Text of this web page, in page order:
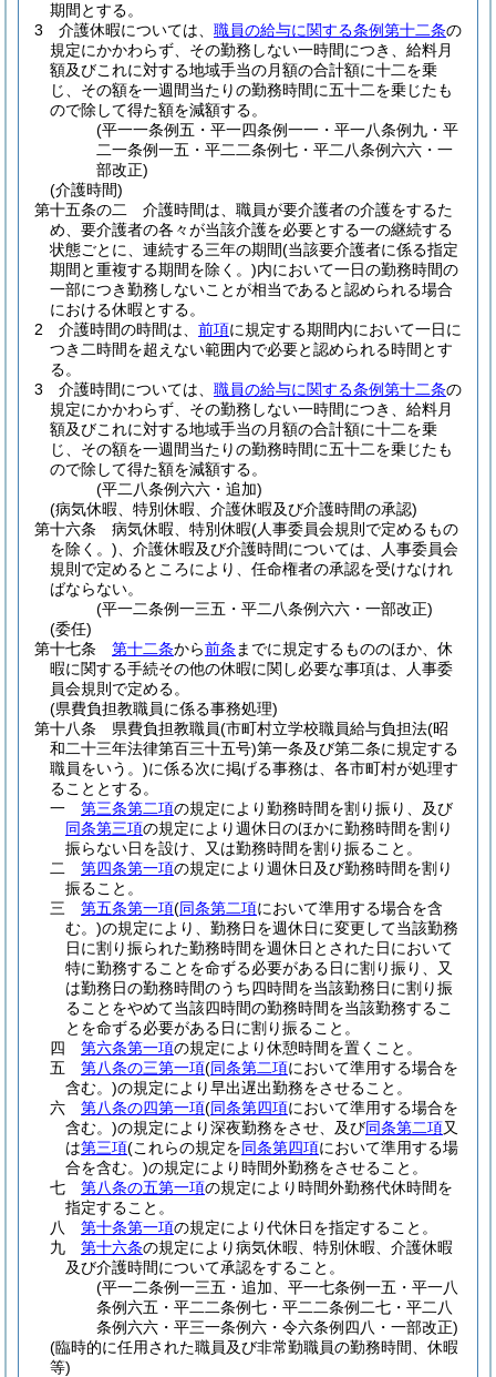
期間とする。
3
介護休暇については、 職員の給与に関する条例第十二条の
規定にかかわらず、その勤務しない一時間につき、給料月
額及びこれに対する地域手当の月額の合計額に十二を乗
じ、その額を一週間当たりの勤務時間に五十二を乗じたも
ので除して得た額を減額する。
(平一一条例五・平一四条例一一・平一八条例九・平
二一条例一五・平二二条例七・平二八条例六六・一
部改正)
(介護時間)
第十五条の二
介護時間は、職員が要介護者の介護をするた
め、要介護者の各々が当該介護を必要とする一の継続する
状態ごとに、連続する三年の期間(当該要介護者に係る指定
期間と重複する期間を除く。)内において一日の勤務時間の
一部につき勤務しないことが相当であると認められる場合
における休暇とする。
2
介護時間の時間は、 前項に規定する期間内において一日に
つき二時間を超えない範囲内で必要と認められる時間とす
る。
3
介護時間については、 職員の給与に関する条例第十二条の
規定にかかわらず、その勤務しない一時間につき、給料月
額及びこれに対する地域手当の月額の合計額に十二を乗
じ、その額を一週間当たりの勤務時間に五十二を乗じたも
ので除して得た額を減額する。
(平二八条例六六・追加)
(病気休暇、特別休暇、介護休暇及び介護時間の承認)
第十六条
病気休暇、特別休暇(人事委員会規則で定めるもの
を除く。) 、介護休暇及び介護時間については、人事委員会
規則で定めるところにより、任命権者の承認を受けなけれ
ばならない。
(平一二条例一三五・平二八条例六六・一部改正)
(委任)
第十七条
第十二条から前条 までに規定するもののほか、休
暇に関する手続その他の休暇に関し必要な事項は、人事委
員会規則で定める。
(県費負担教職員に係る事務処理)
第十八条
県費負担教職員(市町村立学校職員給与負担法(昭
和二十三年法律第百三十五号)第一条及び第二条に規定する
職員をいう。)に係る次に掲げる事務は、各市町村が処理す
ることとする。
一
第三条第二項の規定により勤務時間を割り振り、及び
同条第三項の規定により週休日のほかに勤務時間を割り
振らない日を設け、又は勤務時間を割り振ること。
二
第四条第一項の規定により週休日及び勤務時間を割り
振ること。
三
第五条第一項(同条第二項において準用する場合を含
む。)の規定により、勤務日を週休日に変更して当該勤務
日に割り振られた勤務時間を週休日とされた日において
特に勤務することを命ずる必要がある日に割り振り、又
は勤務日の勤務時間のうち四時間を当該勤務日に割り振
ることをやめて当該四時間の勤務時間を当該勤務するこ
とを命ずる必要がある日に割り振ること。
四
第六条第一項の規定により休憩時間を置くこと。
五
第八条の三第一項(同条第二項において準用する場合を
含む。)の規定により早出遅出勤務をさせること。
六
第八条の四第一項(同条第四項において準用する場合を
含む。)の規定により深夜勤務をさせ、及び同条第二項又
は第三項(これらの規定を同条第四項において準用する場
合を含む。)の規定により時間外勤務をさせること。
七
第八条の五第一項の規定により時間外勤務代休時間を
指定すること。
八
第十条第一項の規定により代休日を指定すること。
九
第十六条の規定により病気休暇、特別休暇、介護休暇
及び介護時間について承認をすること。
(平一二条例一三五・追加、平一七条例一五・平一八
条例六五・平二二条例七・平二二条例二七・平二八
条例六六・平三一条例六・令六条例四八・一部改正)
(臨時的に任用された職員及び非常勤職員の勤務時間、休暇
等)